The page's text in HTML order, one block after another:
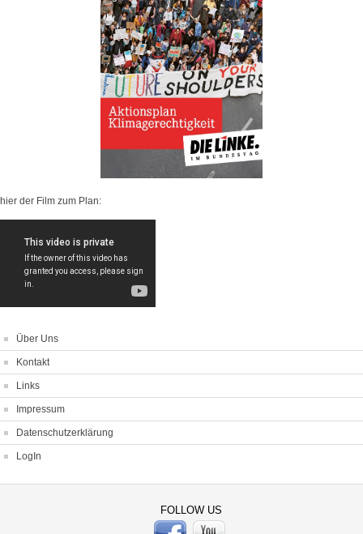
hier der Film zum Plan:
Über Uns
Kontakt
Links
Impressum
Datenschutzerklärung
LogIn
FOLLOW US